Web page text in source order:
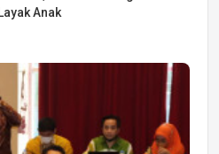
Anak